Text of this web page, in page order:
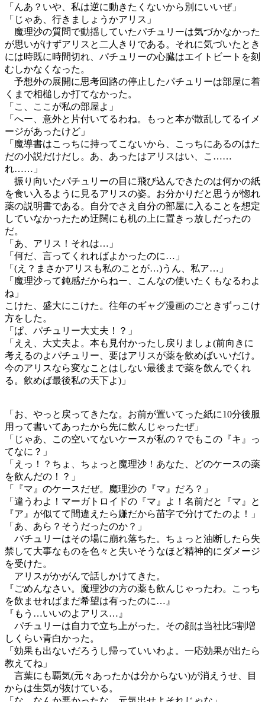
「んあ？いや、私は逆に動きたくないから別にいいぜ」
「じゃあ、行きましょうかアリス」
魔理沙の質問で動揺していたパチュリーは気づかなかった
が思いがけずアリスと二人きりである。それに気づいたとき
には時既に時間切れ、パチュリーの心臓はエイトビートを刻
むしかなくなった。
予想外の展開に思考回路の停止したパチュリーは部屋に着
くまで相槌しか打てなかった。
「こ、ここが私の部屋よ」
「へー、意外と片付いてるわね。もっと本が散乱してるイメ
ージがあったけど」
「魔導書はこっちに持ってこないから、こっちにあるのはた
だの小説だけだし。あ、あったはアリスはい、こ……
れ……」
振り向いたパチュリーの目に飛び込んできたのは何かの紙
を食い入るように見るアリスの姿。お分かりだと思うが惚れ
薬の説明書である。自分でさえ自分の部屋に入ることを想定
していなかったため迂闊にも机の上に置きっ放しだったの
だ。
「あ、アリス！それは…」
「何だ、言ってくれればよかったのに…」
「(え？まさかアリスも私のことが…)うん、私ア…」
「魔理沙って鈍感だからねー、こんなの使いたくもなるわよ
ね」
こけた、盛大にこけた。往年のギャグ漫画のごときずっこけ
方をした。
「ぱ、パチュリー大丈夫！？」
「ええ、大丈夫よ。本も見付かったし戻りましょ(前向きに
考えるのよパチュリー、要はアリスが薬を飲めばいいだけ。
今のアリスなら変なことはしない最後まで薬を飲んでくれ
る。飲めば最後私の天下よ)」
「お、やっと戻ってきたな。お前が置いてった紙に10分後服
用って書いてあったから先に飲んじゃったぜ」
「じゃあ、この空いてないケースが私の？でもこの『キ』っ
てなに？」
「えっ！？ちょ、ちょっと魔理沙！あなた、どのケースの薬
を飲んだの！？」
「『マ』のケースだぜ。魔理沙の『マ』だろ？」
「違うわよ！マーガトロイドの『マ』よ！名前だと『マ』と
『ア』が似てて間違えたら嫌だから苗字で分けてたのよ！」
「あ、あら？そうだったのか？」
パチュリーはその場に崩れ落ちた。ちょっと油断したら失
禁して大事なものを色々と失いそうなほど精神的にダメージ
を受けた。
アリスがかがんで話しかけてきた。
『ごめんなさい。魔理沙の方の薬も飲んじゃったわ。こっち
を飲ませればまだ希望は有ったのに…』
『もう…いいのよアリス…』
パチュリーは自力で立ち上がった。その顔は当社比5割増
しくらい青白かった。
「効果も出ないだろうし帰っていいわよ。一応効果が出たら
教えてね」
言葉にも覇気(元々あったかは分からない)が消えうせ、目
からは生気が抜けている。